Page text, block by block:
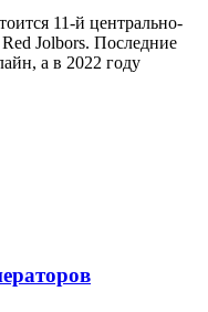
11-й центрально-
Jolbors. Последние
а в 2022 году